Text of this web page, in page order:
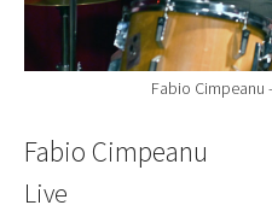
Fabio Cimpeanu
Fabio Cimpeanu
Live